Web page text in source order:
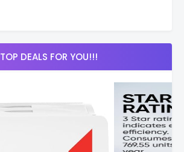
TOP DEALS FOR YOU!!!